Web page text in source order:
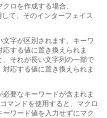
ロを作成する場合、
て、そのインターフェイス
字が区別されます。キーワ
する値に置き換えられま
それが長い文字列の一部で
応する値に置き換えられま
要なキーワードが含まれま
コマンドを使用すると、マクロ
ワード値を入力せずにマク